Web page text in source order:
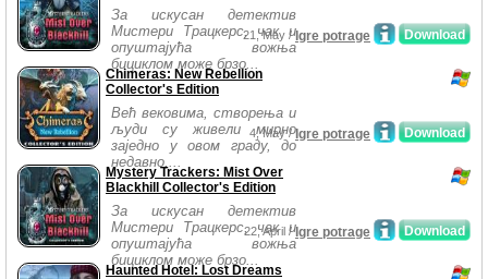
За искусан детектив
Мистери Трацкерс, чак и
опуштајућа вожња
бициклом може брзо...
Download
21, May /Igre potrage
Chimeras: New Rebellion
Collector's Edition
Већ вековима, створења и
људи су живели мирно
заједно у овом граду, до
недавно,...
Download
4, May /Igre potrage
Mystery Trackers: Mist Over
Blackhill Collector's Edition
За искусан детектив
Мистери Трацкерс, чак и
опуштајућа вожња
бициклом може брзо...
Download
22, April /Igre potrage
Haunted Hotel: Lost Dreams